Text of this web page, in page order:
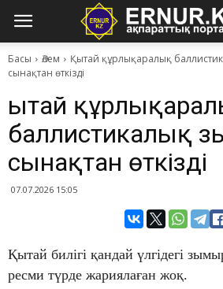
Басы Әлем
Қытай құрлықаралық
сынақтан өткізді
Қытай
баллистикалық
сынақтан өткізді
07.07.2026 15:05
Қытай билігі қандай үлгідегі
ресми түрде жариялаған жоқ.